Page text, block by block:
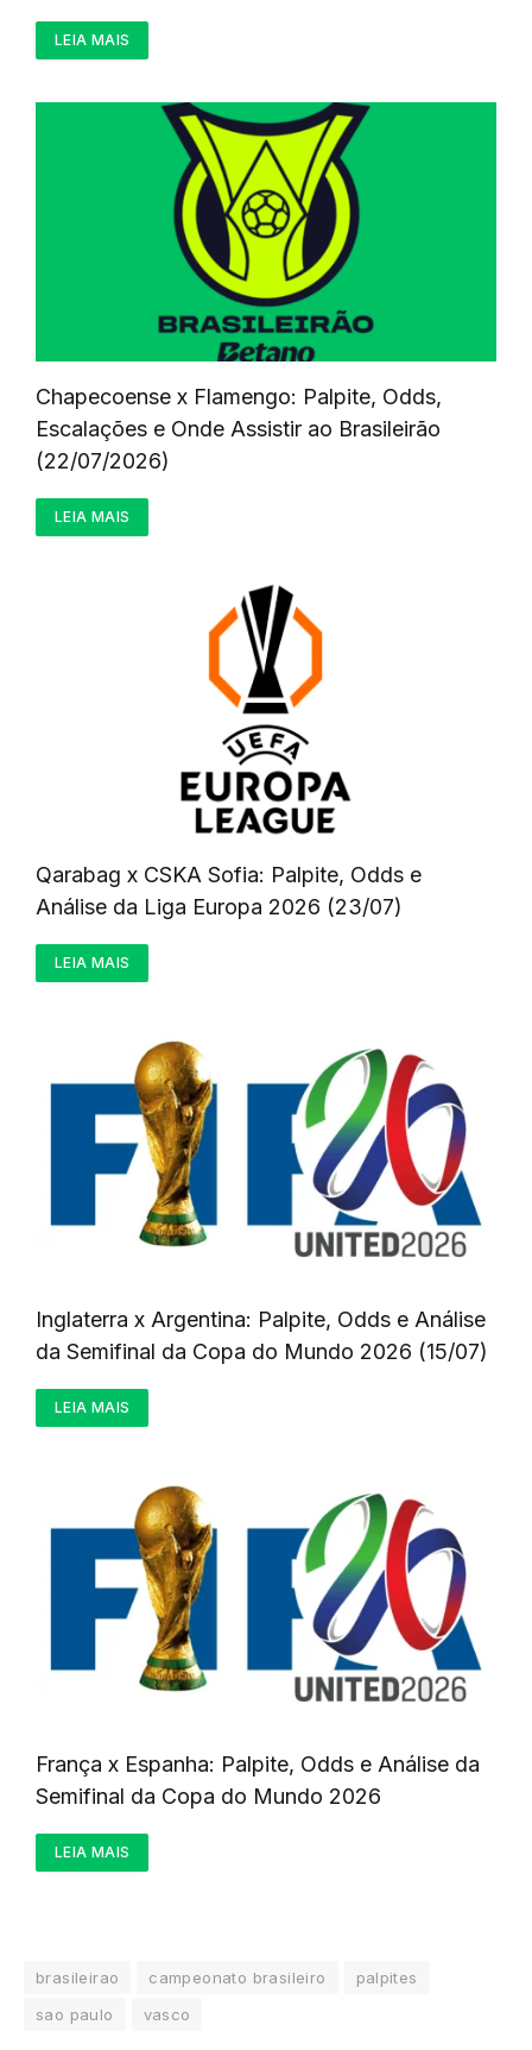
LEIA MAIS
Chapecoense x Flamengo: Palpite, Odds,
Escalações e Onde Assistir ao Brasileirão
(22/07/2026)
LEIA MAIS
Qarabag x CSKA Sofia: Palpite, Odds e
Análise da Liga Europa 2026 (23/07)
LEIA MAIS
Inglaterra x Argentina: Palpite, Odds e Análise
da Semifinal da Copa do Mundo 2026 (15/07)
LEIA MAIS
França x Espanha: Palpite, Odds e Análise da
Semifinal da Copa do Mundo 2026
LEIA MAIS
brasileirao campeonato brasileiro
palpites
sao paulo
vasco